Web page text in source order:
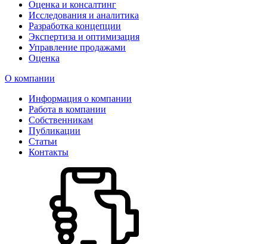
Оценка и консалтинг
Исследования и аналитика
Разработка концепции
Экспертиза и оптимизация
Управление продажами
Оценка
О компании
Информация о компании
Работа в компании
Собственникам
Публикации
Статьи
Контакты